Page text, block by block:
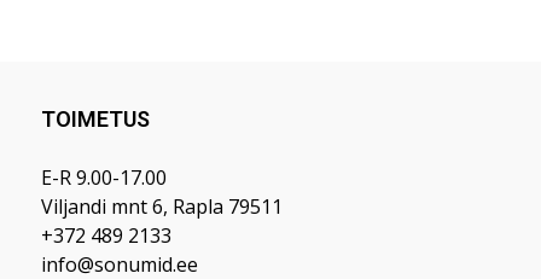
TOIMETUS
E-R 9.00-17.00
Viljandi mnt 6, Rapla 79511
+372 489 2133
info@sonumid.ee